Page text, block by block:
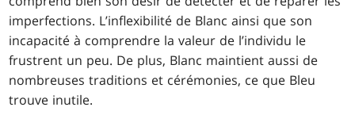
imperfections. L’inflexibilité de Blanc ainsi que son
incapacité à comprendre la valeur de l’individu le
frustrent un peu. De plus, Blanc maintient aussi de
nombreuses traditions et cérémonies, ce que Bleu
trouve inutile.